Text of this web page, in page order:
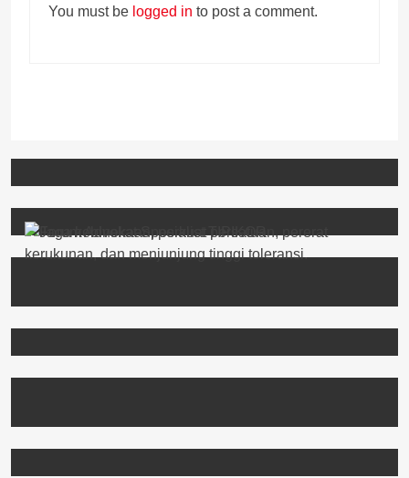
You must be logged in to post a comment.